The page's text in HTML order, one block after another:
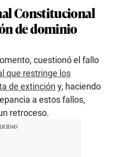
Constitucional
de dominio
cuestionó el fallo
que restringe los
de extinción y, haciendo
a estos fallos,
retroceso.